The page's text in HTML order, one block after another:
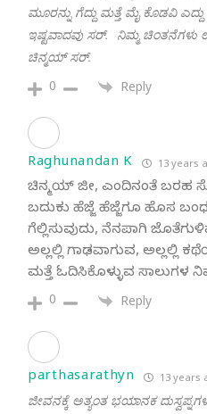
ಮೂರನ್ನು ಗೆದ್ದು ಮತ್ತೆ ಮೈ ಕೊಡವಿ ಎದ್ದು
ಇಷ್ಟವಾದವು ಸರ್. ನಿಮ್ಮ ಚಿಂತನೆಗಳು
ಚಿನ್ಮಯ್ ಸರ್.
0
Reply
Raghunandan K 13 years
ಚಿನ್ಮಯ್ ಜೀ, ಎಂದಿನಂತೆ ಬರಹ
ಬದುಕು ಹೆಜ್ಜೆ ಹೆಜ್ಜೆಗೂ ಹೊಸ
ಗೆಲ್ಲಿಸುವುದು, ನೆನಪಾಗಿ
ಅಲ್ಲಲ್ಲಿ ಗಾಢವಾಗುವ, ಅಲ್ಲಲ್ಲಿ
ಮತ್ತೆ ಓದಿಸಿಕೊಳ್ಳುವ ಸಾಲುಗಳ
0 Reply
parthasarathyn 13 years
ಜೀವನಕ್ಕೆ ಅತ್ಯಂತ ಭಯಾನಕ